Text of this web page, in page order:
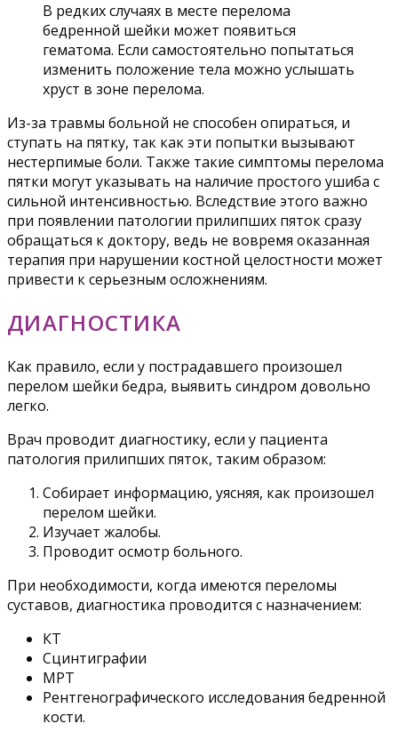
В редких случаях в месте перелома
бедренной шейки может появиться
гематома. Если самостоятельно попытаться
изменить положение тела можно услышать
хруст в зоне перелома.
Из-за травмы больной не способен опираться, и
ступать на пятку, так как эти попытки вызывают
нестерпимые боли. Также такие симптомы перелома
пятки могут указывать на наличие простого ушиба с
сильной интенсивностью. Вследствие этого важно
при появлении патологии прилипших пяток сразу
обращаться к доктору, ведь не вовремя оказанная
терапия при нарушении костной целостности может
привести к серьезным осложнениям.
ДИАГНОСТИКА
Как правило, если у пострадавшего произошел
перелом шейки бедра, выявить синдром довольно
легко.
Врач проводит диагностику, если у пациента
патология прилипших пяток, таким образом:
Собирает информацию, уясняя, как произошел
перелом шейки.
Изучает жалобы.
Проводит осмотр больного.
При необходимости, когда имеются переломы
суставов, диагностика проводится с назначением:
КТ
Сцинтиграфии
МРТ
Рентгенографического исследования бедренной
кости.